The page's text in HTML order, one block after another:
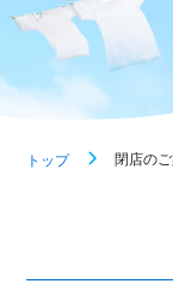
トップ 閉店の